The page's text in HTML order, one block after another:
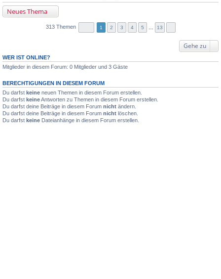
Neues Thema
313 Themen 1 2 3 4 5 13
Gehe zu
WER IST ONLINE?
Mitglieder in diesem Forum: 0 Mitglieder und 3 Gäste
BERECHTIGUNGEN IN DIESEM FORUM
Du darfst keine neuen Themen in diesem Forum erstellen.
Du darfst keineAntworten zu Themen in diesem Forum erstellen.
Du darfst deine Beiträge in diesem Forum nicht ändern.
Du darfst deine Beiträge in diesem Forum nicht löschen.
Du darfst keine Dateianhänge in diesem Forum erstellen.